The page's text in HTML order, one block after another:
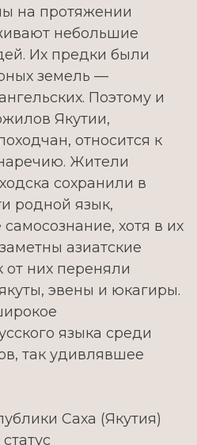
на протяжении
небольшие
Их предки были
земель —
Поэтому и
Якутии,
относится к
Жители
сохранили в
родной язык,
хотя в их
азиатские
от них переняли
эвены и юкагиры.
языка среди
так удивлявшее
Саха (Якутия)